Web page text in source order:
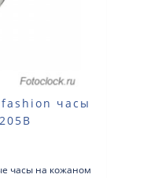
часы
часы на кожаном